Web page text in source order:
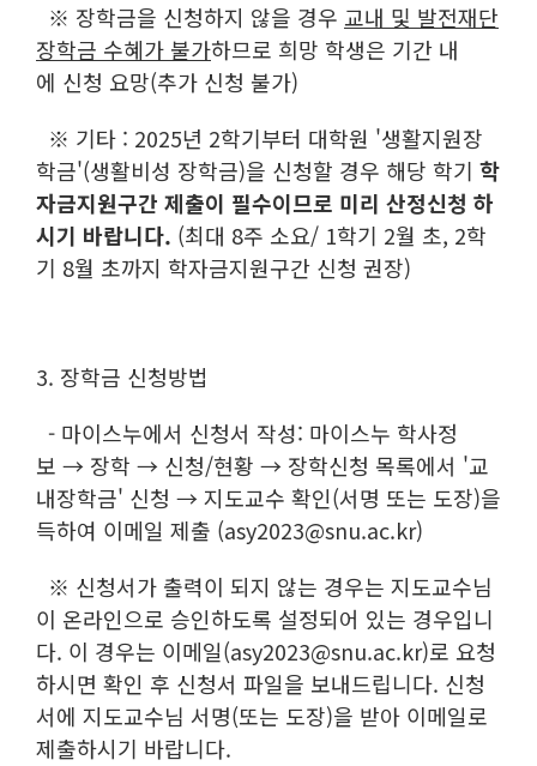
※ 장학금을 신청하지 않을 경우 교내 및 발전재단
장학금 수혜가 불가하므로 희망 학생은 기간 내
에 신청 요망(추가 신청 불가)
※ 기타 : 2025년 2학기부터 대학원 '생활지원장
학금'(생활비성 장학금)을 신청할 경우 해당 학기 학
자금지원구간 제출이 필수이므로 미리 산정신청 하
시기 바랍니다. (최대 8주 소요/ 1학기 2월 초, 2학
기 8월 초까지 학자금지원구간 신청 권장)
3. 장학금 신청방법
- 마이스누에서 신청서 작성: 마이스누 학사정
보 → 장학 → 신청/현황 → 장학신청 목록에서 '교
내장학금' 신청 → 지도교수 확인(서명 또는 도장)을
득하여 이메일 제출 (asy2023@snu.ac.kr)
※ 신청서가 출력이 되지 않는 경우는 지도교수님
이 온라인으로 승인하도록 설정되어 있는 경우입니
다. 이 경우는 이메일(asy2023@snu.ac.kr)로 요청
하시면 확인 후 신청서 파일을 보내드립니다. 신청
서에 지도교수님 서명(또는 도장)을 받아 이메일로
제출하시기 바랍니다.